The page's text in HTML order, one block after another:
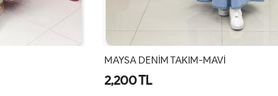
MAYSA DENİM TAKIM-MAVİ
2,200 TL